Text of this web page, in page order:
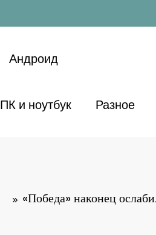
Андроид
ПК и ноутбук Разное
«Победа» наконец